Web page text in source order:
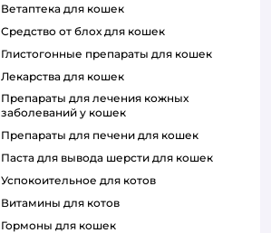
ветаптека для кошек
средство от блох для кошек
глистогонные препараты для кошек
лекарства для кошек
препараты для лечения кожных
заболеваний у кошек
препараты для печени для кошек
паста для вывода шерсти для кошек
успокоительное для котов
витамины для котов
гормоны для кошек